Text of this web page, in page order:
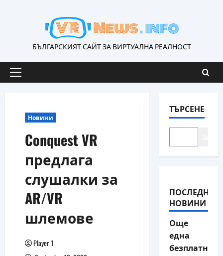
БЪЛГАРСКИЯТ САЙТ ЗА ВИРТУАЛНА РЕАЛНОСТ
Primary
Новини
Conquest VR
предлага
слушалки за
AR/VR
шлемове
Player 1
ТЪРСЕНЕ
ПОСЛЕДНИ
НОВИНИ
Още
една
безплатн